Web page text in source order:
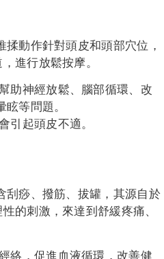
揉動作針對頭皮和頭部穴位，
進行放鬆按摩。
助神經放鬆、腦部循環、改
眩等問題。
引起頭皮不適。
刮痧、撥筋、拔罐，其源自於
的刺激，來達到舒緩疼痛、
絡，促進血液循環，改善健